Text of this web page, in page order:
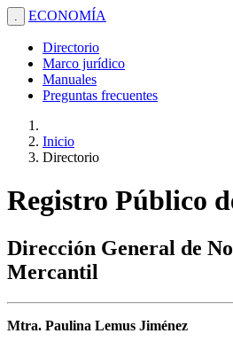
. ECONOMÍA
Directorio
Marco jurídico
Manuales
Preguntas frecuentes
Inicio
Directorio
Registro Público
Dirección General de
Mercantil
Mtra. Paulina Lemus Jiménez